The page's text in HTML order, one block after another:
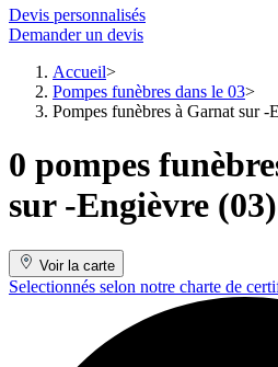
Devis personnalisés
Demander un devis
Accueil
Pompes funèbres dans le 03
Pompes funèbres à Garnat sur -
0 pompes
sur -Engièvre (03)
Voir la carte
Selectionnés selon notre charte de